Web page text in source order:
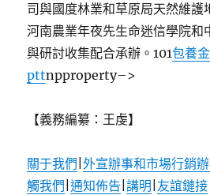
司與國度林業和草原局天然維護
河南農業年夜先生命迷信學院和
與研討收集配合承辦。101包養
pttnpproperty–>
【義務編纂：王虔】
關于我們 |外宣辦事和市場行銷
觸我們 |通知佈告 |講明 友誼鏈接